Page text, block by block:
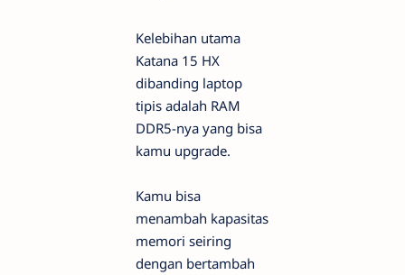
Kelebihan utama
Katana 15 HX
dibanding laptop
tipis adalah RAM
DDR5-nya yang bisa
kamu upgrade.
Kamu bisa
menambah kapasitas
memori seiring
dengan bertambah